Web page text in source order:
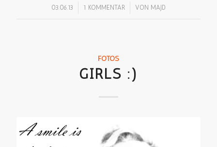
03.06.13 1 KOMMENTAR
/ VON MAJD
FOTOS
GIRLS :)